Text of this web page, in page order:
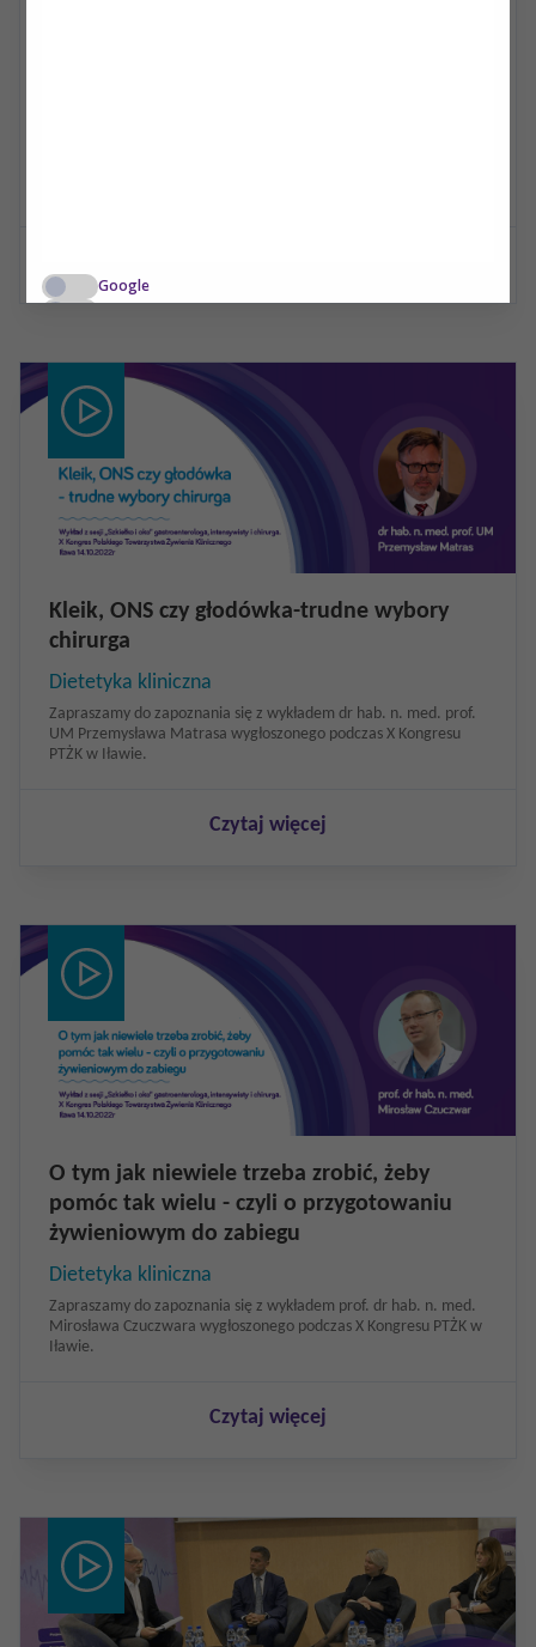
Kleik, ONS czy głodówka-trudne wybory
chirurga
Dietetyka kliniczna
Zapraszamy do zapoznania się z wykładem dr hab. n. med. prof.
UM Przemysława Matrasa wygłoszonego podczas X Kongresu
PTŻK w Iławie.
Czytaj więcej
O tym jak niewiele trzeba zrobić, żeby
pomóc tak wielu - czyli o przygotowaniu
żywieniowym do zabiegu
Dietetyka kliniczna
Zapraszamy do zapoznania się z wykładem prof. dr hab. n. med.
Mirosława Czuczwara wygłoszonego podczas X Kongresu PTŻK w
Iławie.
Czytaj więcej
Google
Facebook
Akceptuję
Zapisuję moje
wybory
Odrzucam wszystkie
dobrowolne